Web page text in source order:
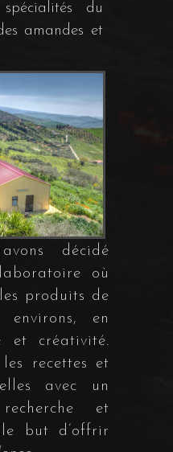
du
amandes et
décidé
où
produits de
en
et créativité.
recettes et
avec un
et
le but d’offrir